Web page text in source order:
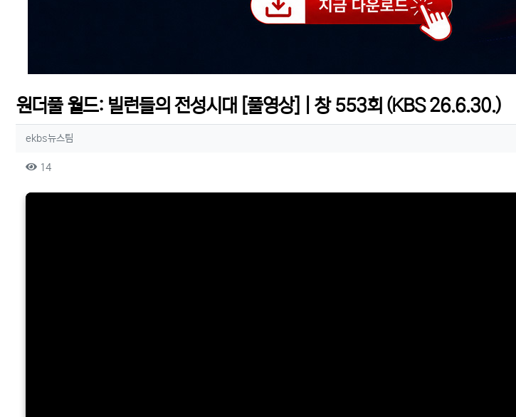
원더풀 월드: 빌런들의 전성시대 [풀영상] | 창 553회 (KBS 26.6.30.)
작성자 정보
ekbs뉴스팀
컨텐츠 정보
14조회
본문